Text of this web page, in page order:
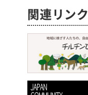
関連リンク